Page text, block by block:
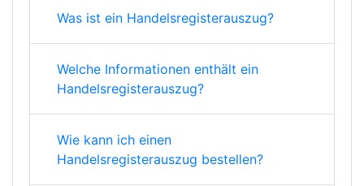
Was ist ein Handelsregisterauszug?
Welche Informationen enthält ein
Handelsregisterauszug?
Wie kann ich einen
Handelsregisterauszug bestellen?